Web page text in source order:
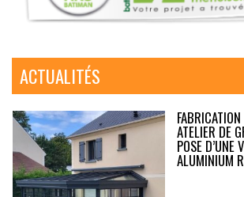
ACTUALITÉS
ATELIER DE
POSE D’UNE
ALUMINIUM